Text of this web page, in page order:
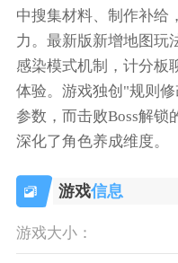
中搜集材料、制作补给
力。最新版新增地图玩
感染模式机制，计分板
体验。游戏独创"规则
参数，而击败Boss解锁
深化了角色养成维度。
游戏信息
游戏大小：